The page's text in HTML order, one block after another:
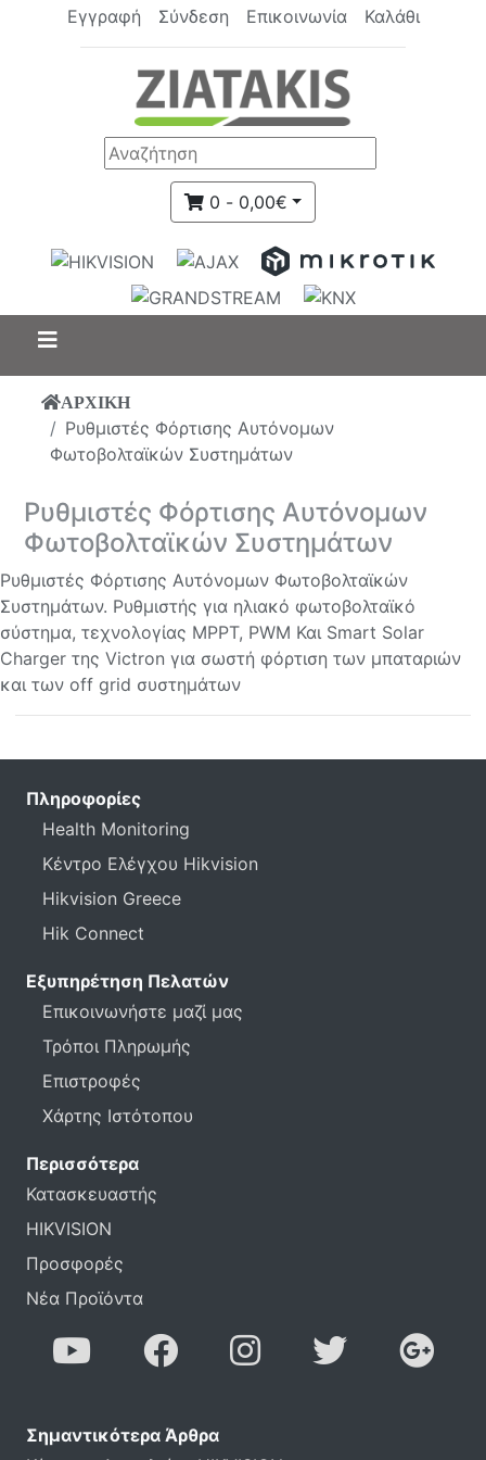
Εγγραφή Σύνδεση Επικοινωνία Καλάθι
0 - 0,00€
ΑΡΧΙΚΗ
Ρυθμιστές Φόρτισης Αυτόνομων
Φωτοβολταϊκών Συστημάτων
Ρυθμιστές Φόρτισης Αυτόνομων
Φωτοβολταϊκών Συστημάτων
Ρυθμιστές Φόρτισης Αυτόνομων Φωτοβολταϊκών
Συστημάτων. Ρυθμιστής για ηλιακό φωτοβολταϊκό
σύστημα, τεχνολογίας MPPT, PWM Και Smart Solar
Charger της Victron για σωστή φόρτιση των μπαταριών
και των off grid συστημάτων
Πληροφορίες
Health Monitoring
Κέντρο Ελέγχου Hikvision
Hikvision Greece
Hik Connect
Εξυπηρέτηση Πελατών
Επικοινωνήστε μαζί μας
Τρόποι Πληρωμής
Επιστροφές
Χάρτης Ιστότοπου
Περισσότερα
Κατασκευαστής
HIKVISION
Προσφορές
Νέα Προϊόντα
Σημαντικότερα Άρθρα